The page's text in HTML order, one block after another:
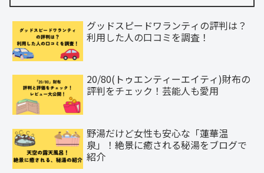
グッドスピードワランティの評判は？
利用した人の口コミを調査！
20/80(トゥエンティーエイティ)財布の
評判をチェック！芸能人も愛用
野湯だけど女性も安心な「蓮華温
泉」！絶景に癒される秘湯をブログで
紹介